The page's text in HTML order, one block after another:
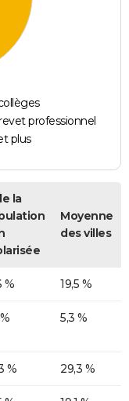
professionnel
plus
la
Moyenne
des villes
% 19,5 %
5,3 %
% 29,3 %